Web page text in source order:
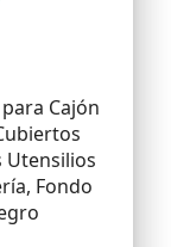
Cajón
Utensilios
Fondo